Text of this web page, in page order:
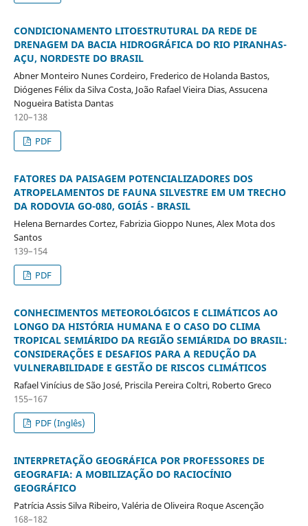
CONDICIONAMENTO LITOESTRUTURAL DA REDE DE
DRENAGEM DA BACIA HIDROGRÁFICA DO RIO PIRANHAS-
AÇU, NORDESTE DO BRASIL
Abner Monteiro Nunes Cordeiro, Frederico de Holanda Bastos,
Diógenes Félix da Silva Costa, João Rafael Vieira Dias, Assucena
Nogueira Batista Dantas
120–138
PDF
FATORES DA PAISAGEM POTENCIALIZADORES DOS
ATROPELAMENTOS DE FAUNA SILVESTRE EM UM TRECHO
DA RODOVIA GO-080, GOIÁS - BRASIL
Helena Bernardes Cortez, Fabrizia Gioppo Nunes, Alex Mota dos
Santos
139–154
PDF
CONHECIMENTOS METEOROLÓGICOS E CLIMÁTICOS AO
LONGO DA HISTÓRIA HUMANA E O CASO DO CLIMA
TROPICAL SEMIÁRIDO DA REGIÃO SEMIÁRIDA DO BRASIL:
CONSIDERAÇÕES E DESAFIOS PARA A REDUÇÃO DA
VULNERABILIDADE E GESTÃO DE RISCOS CLIMÁTICOS
Rafael Vinícius de São José, Priscila Pereira Coltri, Roberto Greco
155–167
PDF (Inglês)
INTERPRETAÇÃO GEOGRÁFICA POR PROFESSORES DE
GEOGRAFIA: A MOBILIZAÇÃO DO RACIOCÍNIO
GEOGRÁFICO
Patrícia Assis Silva Ribeiro, Valéria de Oliveira Roque Ascenção
168–182